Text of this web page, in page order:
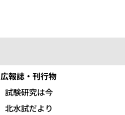
広報誌・刊行物
試験研究は今
北水試だより